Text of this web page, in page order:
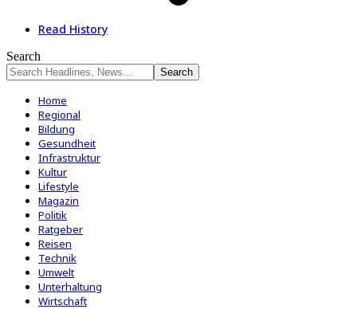
Read History
Search
Home
Regional
Bildung
Gesundheit
Infrastruktur
Kultur
Lifestyle
Magazin
Politik
Ratgeber
Reisen
Technik
Umwelt
Unterhaltung
Wirtschaft